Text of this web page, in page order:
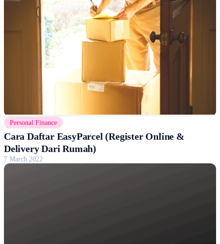
Personal Finance
Cara Daftar EasyParcel (Register Online &
Delivery Dari Rumah)
7 March 2022